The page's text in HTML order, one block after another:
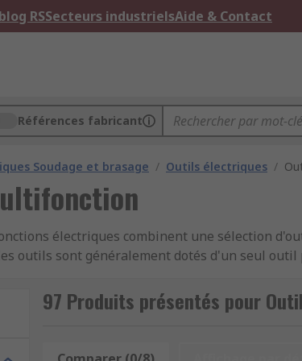
RSSecteurs industrielsAide & Contact
Références fabricant
Soudage et brasage / Outils électriques /
électriques combinent une sélection
outils sont généralement dotés d'un seul
et l'ébavurage. Grâce aux accessoires
dans divers matériaux, y compris le bois, le
fines et précises, l’outil multifonction
97 Produits présentés pour